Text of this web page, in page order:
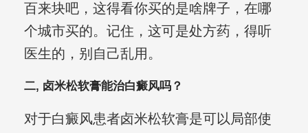
百来块吧，这得看你买的是啥牌子，在哪
个城市买的。记住，这可是处方药，得听
医生的，别自己乱用。
二, 卤米松软膏能治白癜风吗？
对于白癜风患者卤米松软膏是可以局部使